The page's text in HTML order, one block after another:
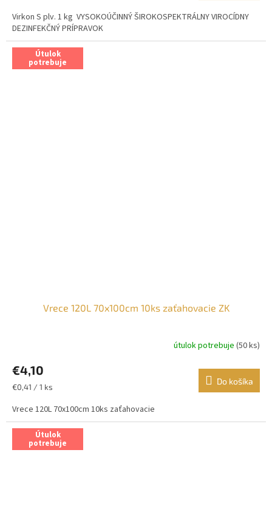
Virkon S plv. 1 kg VYSOKOÚČINNÝ ŠIROKOSPEKTRÁLNY VIROCÍDNY
DEZINFEKČNÝ PRÍPRAVOK
Útulok
potrebuje
Vrece 120L 70x100cm 10ks zaťahovacie ZK
útulok potrebuje (50 ks)
€4,10
Jednotková
€0,41 / 1 ks
Do košíka
Vrece 120L 70x100cm 10ks zaťahovacie
Útulok
potrebuje